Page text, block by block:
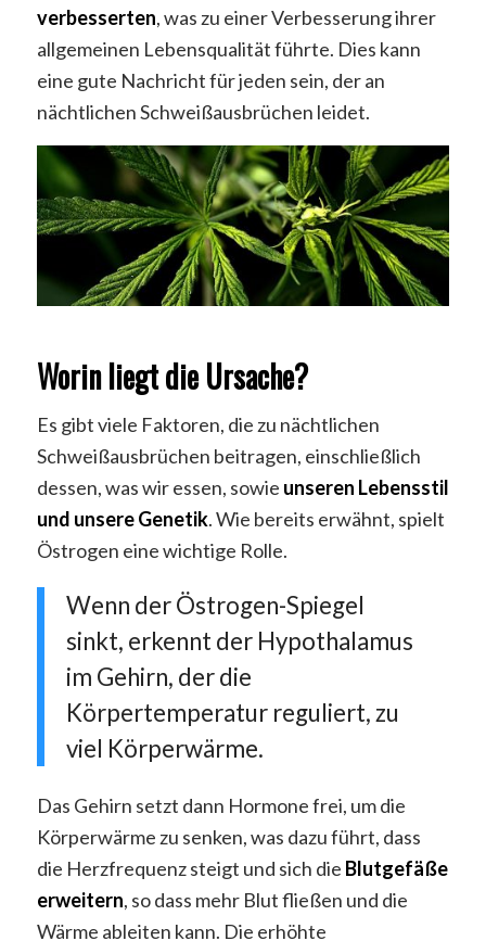
verbesserten, was zu einer Verbesserung ihrer
allgemeinen Lebensqualität führte. Dies kann
eine gute Nachricht für jeden sein, der an
nächtlichen Schweißausbrüchen leidet.
Worin liegt die Ursache?
Es gibt viele Faktoren, die zu nächtlichen
Schweißausbrüchen beitragen, einschließlich
dessen, was wir essen, sowie unseren Lebensstil
und unsere Genetik. Wie bereits erwähnt, spielt
Östrogen eine wichtige Rolle.
Wenn der Östrogen-Spiegel
sinkt, erkennt der Hypothalamus
im Gehirn, der die
Körpertemperatur reguliert, zu
viel Körperwärme.
Das Gehirn setzt dann Hormone frei, um die
Körperwärme zu senken, was dazu führt, dass
die Herzfrequenz steigt und sich die Blutgefäße
erweitern, so dass mehr Blut fließen und die
Wärme ableiten kann. Die erhöhte